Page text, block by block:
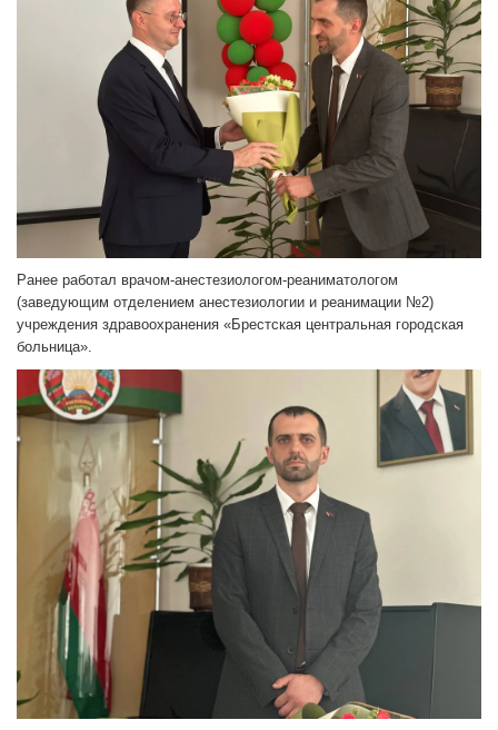
Ранее работал врачом-анестезиологом-реаниматологом
(заведующим отделением анестезиологии и реанимации №2)
учреждения здравоохранения «Брестская центральная городская
больница».